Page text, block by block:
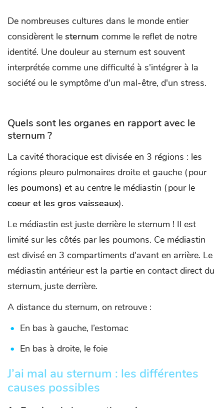
De nombreuses cultures dans le monde entier
considèrent le sternum comme le reflet de notre
identité. Une douleur au sternum est souvent
interprétée comme une difficulté à s'intégrer à la
société ou le symptôme d'un mal-être, d'un stress.
Quels sont les organes en rapport avec le
sternum ?
La cavité thoracique est divisée en 3 régions : les
régions pleuro pulmonaires droite et gauche (pour
les poumons) et au centre le médiastin (pour le
coeur et les gros vaisseaux).
Le médiastin est juste derrière le sternum ! Il est
limité sur les côtés par les poumons. Ce médiastin
est divisé en 3 compartiments d'avant en arrière. Le
médiastin antérieur est la partie en contact direct du
sternum, juste derrière.
A distance du sternum, on retrouve :
En bas à gauche, l’estomac
En bas à droite, le foie
J’ai mal au sternum : les différentes
causes possibles